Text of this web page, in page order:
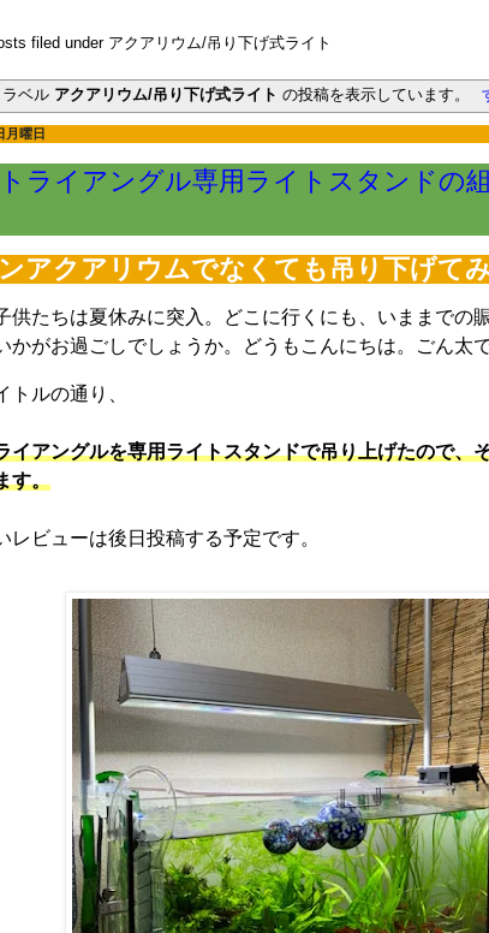
価な室内用LED電球で水草は育ちにくい。その理由とは？ （7/7）
ウムはどんな水草？CO2添加量や肥料はどうする？ （6/30）
立ち上がった！でもすぐにウールマットの掃除はしないで！ （6/23
か？スピードコントローラーが先か？CO2漏れ意外な原因 （6/16）
てるには？ライト、CO2、肥料、トリミングどうする？ （6/9）
ェルターにする理由。仕方なくホームセンターまで行った訳 （6/2）
カヒレは、安価で地味なのに人を魅了してやまないのか？ （5/26）
げ！悩むパイロットフィッシュ選びはコイ科のアカヒレで （5/19）
→放置した水槽・外部フィルターは水が漏れないか確認を！ （5/12）
ームで価格高騰に巻き込まれた話。その時の心構えとは？ （5/5）
ドラスを追いかけまわした結果、激痛・悶絶そして反省 （4/29）
を作るつもりが、大きなクレーターを作ってしまった君へ （4/22）
filed under アクアリウム/吊り下げ式ライト
ラベル アクアリウム/吊り下げ式ライト の投稿を表示しています。
月曜日
ライアングル専用ライトスタンドの
アクアリウムでなくても吊り下げてみ
供たちは夏休みに突入。どこに行くにも、いままでの
かがお過ごしでしょうか。どうもこんにちは。ごん太で
トルの通り、
イアングルを専用ライトスタンドで吊り上げたので、
す。
レビューは後日投稿する予定です。